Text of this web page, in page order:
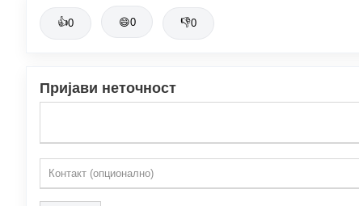
👍0 😄0 👎0
Пријави неточност